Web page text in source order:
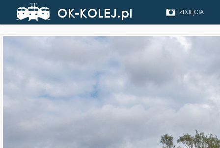
ZDJĘCIA